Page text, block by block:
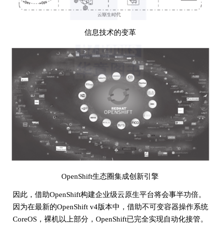
信息技术的变革
OpenShift生态圈集成创新引擎
因此，借助OpenShift构建企业级云原生平台将会事半功倍。
因为在最新的OpenShift v4版本中，借助不可变容器操作系统
CoreOS，裸机以上部分，OpenShift已完全实现自动化接管。